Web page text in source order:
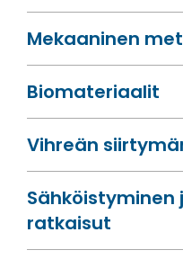
Mekaaninen
Bio­materiaalit
Vihreän
ratkaisut